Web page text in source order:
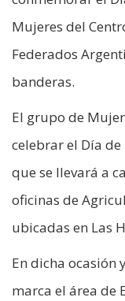
Mujeres del
Federados
banderas.
El grupo de
celebrar el Día
que se llevará a
oficinas de
ubicadas en Las
En dicha ocasión
marca el área de